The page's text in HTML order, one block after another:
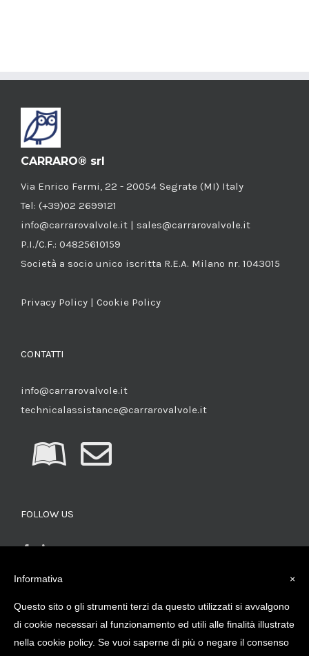
CARRARO® srl
Via Enrico Fermi, 22 - 20054 Segrate (MI) Italy
Tel: (+39)02 2699121
info@carrarovalvole.it | sales@carrarovalvole.it
P.I./C.F.: 04825610159
Società a socio unico iscritta R.E.A. Milano nr. 1043015
Privacy Policy | Cookie Policy
CONTATTI
info@carrarovalvole.it
technicalassistance@carrarovalvole.it
FOLLOW US
CERCA PRODOTTI
×
Informativa
Questo sito o gli strumenti terzi da questo utilizzati si avvalgono
di cookie necessari al funzionamento ed utili alle finalità illustrate
nella cookie policy. Se vuoi saperne di più o negare il consenso